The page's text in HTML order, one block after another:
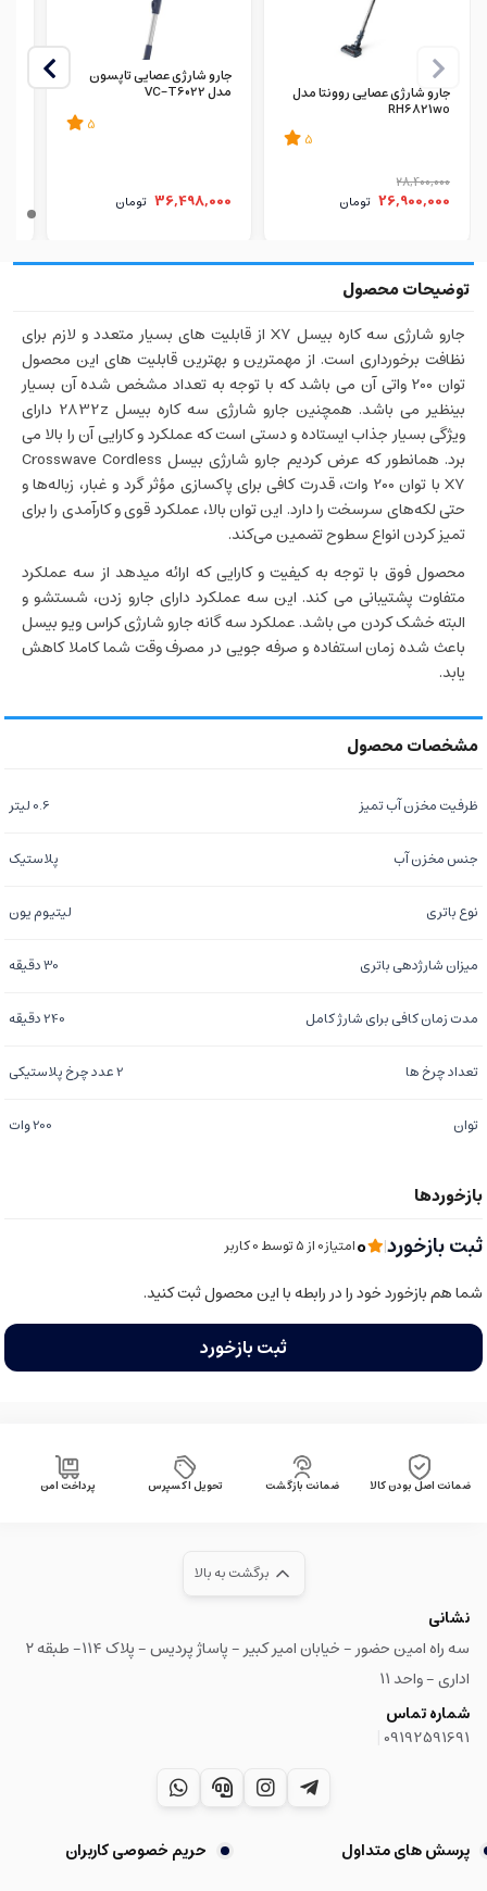
جارو شارژی عصایی روونتا مدل
RH6821wo
5
28,400,000
26,900,000 تومان
جارو شارژی عصایی تاپسون
مدل VC-T6022
5
36,498,000 تومان
جارو شارژی سه کاره بیسل X7 از قابلیت های بسیار متعدد و لازم برای
نظافت برخورداری است. از مهمترین و بهترین قابلیت های این محصول
توان 200 واتی آن می باشد که با توجه به تعداد مشخص شده آن بسیار
بینظیر می باشد. همچنین جارو شارژی سه کاره بیسل 2832z دارای
ویژگی بسیار جذاب ایستاده و دستی است که عملکرد و کارایی آن را بالا می
برد. همانطور که عرض کردیم جارو شارژی بیسل Crosswave Cordless
X7 با توان 200 وات، قدرت کافی برای پاکسازی مؤثر گرد و غبار، زباله‌ها و
حتی لکه‌های سرسخت را دارد. این توان بالا، عملکرد قوی و کارآمدی را برای
تمیز کردن انواع سطوح تضمین می‌کند.
محصول فوق با توجه به کیفیت و کارایی که ارائه میدهد از سه عملکرد
متفاوت پشتیبانی می کند. این سه عملکرد دارای جارو زدن، شستشو و
البته خشک کردن می باشد. عملکرد سه گانه جارو شارژی کراس ویو بیسل
باعث شده زمان استفاده و صرفه جویی در مصرف وقت شما کاملا کاهش
یابد.
ظرفیت مخزن آب تمیز 0.6 لیتر
جنس مخزن آب پلاستیک
نوع باتری لیتیوم یون
میزان شارژدهی باتری 30 دقیقه
مدت زمان کافی برای شارژ کامل 240 دقیقه
تعداد چرخ ها 2 عدد چرخ پلاستیکی
توان 200 وات
ثبت بازخورد|
0امتیاز0 از ۵ توسط 0 کاربر
شما هم بازخورد خود را در رابطه با این محصول ثبت کنید.
ثبت بازخورد
ضمانت اصل بودن کالا ضمانت بازگشت تحویل اکسپرس پرداخت امن
برگشت به بالا
نشانی
سه راه امین حضور - خیابان امیر کبیر - پاساژ پردیس - پلاک ۱۱۴- طبقه ۲
اداری - واحد ۱۱
شماره تماس
09192591691
پرسش های متداول حریم خصوصی کاربران